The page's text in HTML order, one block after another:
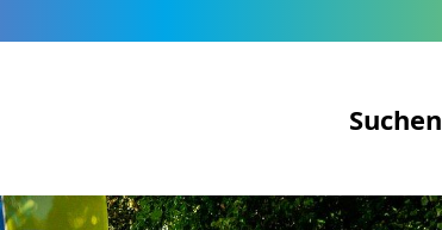
Suchen